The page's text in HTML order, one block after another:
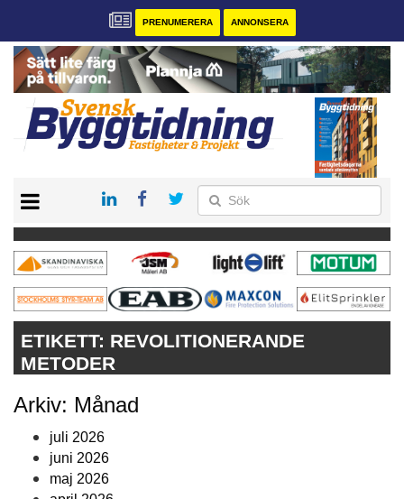
PRENUMERERA ANNONSERA
PRENUMERERA
VÅRA ANDRA MAGASIN
ANNONSERA
KONTAKT
ETIKETT: REVOLITIONERANDE
METODER
Arkiv: Månad
juli 2026
juni 2026
maj 2026